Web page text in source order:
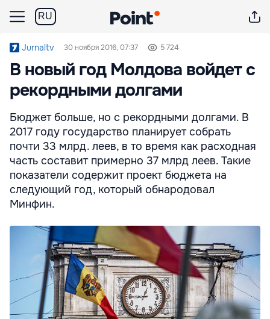
RU
Jurnaltv 30 ноября 2016, 07:37 5 724
В новый год Молдова войдет с
рекордными долгами
Бюджет больше, но с рекордными долгами. В
2017 году государство планирует собрать
почти 33 млрд. леев, в то время как расходная
часть составит примерно 37 млрд леев. Такие
показатели содержит проект бюджета на
следующий год, который обнародовал
Минфин.